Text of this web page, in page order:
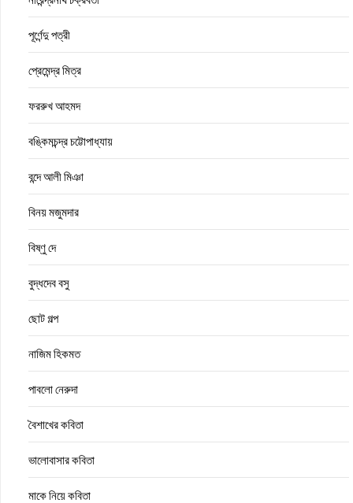
পূর্ণেন্দু পত্রী
প্রেমেন্দ্র মিত্র
ফররুখ আহমদ
বঙ্কিমচন্দ্র চট্টোপাধ্যায়
বন্দে আলী মিঞা
বিনয় মজুমদার
বিষ্ণু দে
বুদ্ধদেব বসু
ছোট গল্প
নাজিম হিকমত
পাবলো নেরুদা
বৈশাখের কবিতা
ভালোবাসার কবিতা
মাকে নিয়ে কবিতা